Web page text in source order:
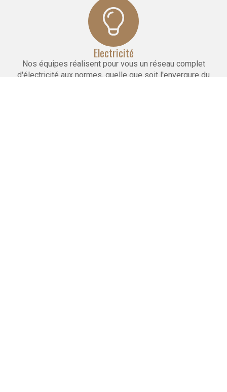
Electricité
Nos équipes réalisent pour vous un réseau complet
d'électricité aux normes, quelle que soit l'envergure du